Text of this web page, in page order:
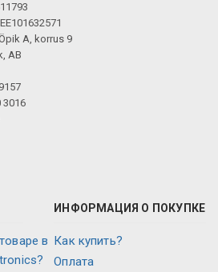
A, korrus 9
AB
3016
в
ИНФОРМАЦИЯ О ПОКУПКЕ
Как купить?
Оплата